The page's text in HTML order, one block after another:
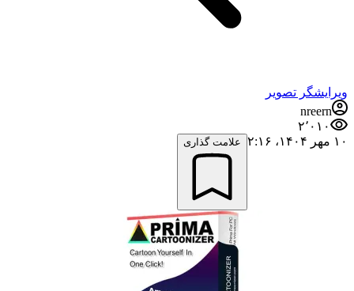
ویرایشگر تصویر
nreern
۲٬۰۱۰
۱۰ مهر ۱۴۰۴،‏ ۲:۱۶
علامت گذاری